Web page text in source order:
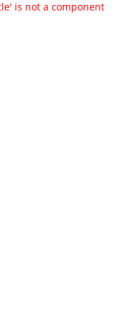
is not a component